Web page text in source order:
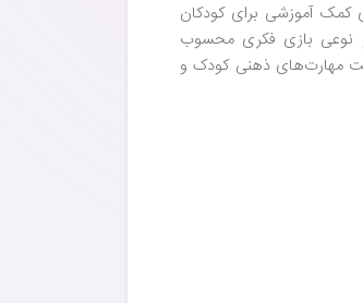
وایت‌برد ۱) یک مجموعه‌ی کمک آموزشی برای کودکان
و نوعی بازی فکری محسوب
مهارت‌های ذهنی کودک و